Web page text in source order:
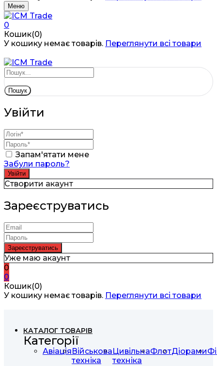
Меню
0
Кошик(0)
У кошику немає товарів. Переглянути всі товари
Пошук
Увійти
Запам'ятати мене
Забули пароль?
Створити акаунт
Зареєструватись
Уже маю акаунт
0
0
Кошик(0)
У кошику немає товарів. Переглянути всі товари
КАТАЛОГ ТОВАРІВ
Категорії
АвіаціяВійськова
техніка
Цивільна
техніка
ФлотДіорами